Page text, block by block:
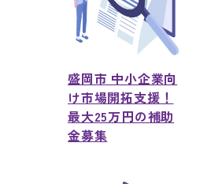
盛岡市 中小企業向
け市場開拓支援！
最大25万円の補助
金募集